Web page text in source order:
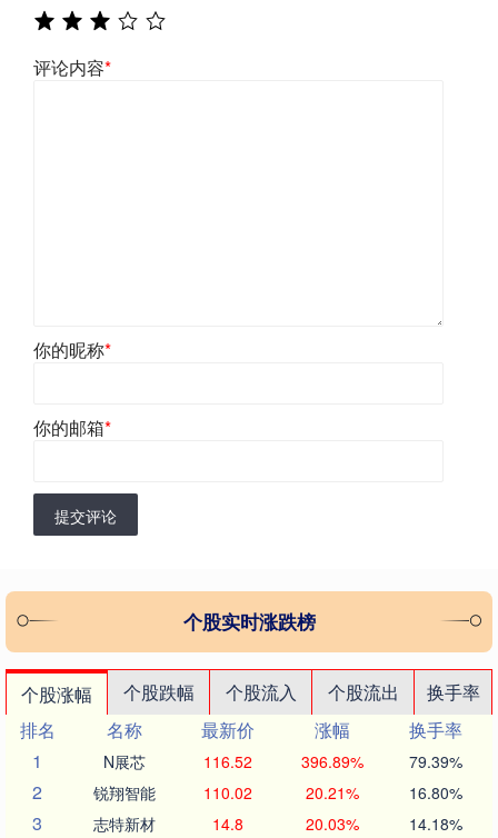
评论内容*
你的昵称*
你的邮箱*
提交评论
个股实时涨跌榜
个股涨幅 个股跌幅 个股流入 个股流出
换手率
排名
名称 最新价 涨幅
换手率
1
N展芯 116.52 396.89% 79.39%
2 锐翔智能 110.02 20.21% 16.80%
3 志特新材 14.8 20.03% 14.18%